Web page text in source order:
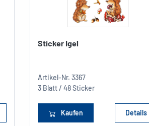
Sticker Igel
Artikel-Nr. 3367
3 Blatt / 48 Sticker
Kaufen Details